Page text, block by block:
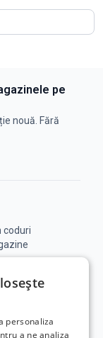
pe
nouă. Fără
coduri
Blog
ANPC
SAL - UE
personaliza
a ne analiza